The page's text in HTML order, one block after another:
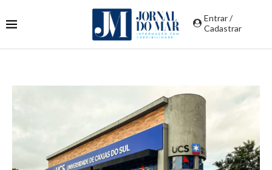
Entrar /
Cadastrar